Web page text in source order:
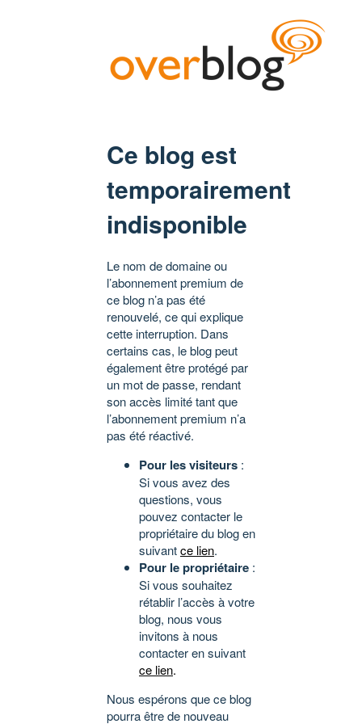
Ce blog est
temporairement
indisponible
Le nom de domaine ou
l’abonnement premium de
ce blog n’a pas été
renouvelé, ce qui explique
cette interruption. Dans
certains cas, le blog peut
également être protégé par
un mot de passe, rendant
son accès limité tant que
l’abonnement premium n’a
pas été réactivé.
Pour les visiteurs :
Si vous avez des
questions, vous
pouvez contacter le
propriétaire du blog en
suivantce lien.
Pour le propriétaire :
Si vous souhaitez
rétablir l’accès à votre
blog, nous vous
invitons à nous
contacter en suivant
ce lien.
Nous espérons que ce blog
pourra être de nouveau